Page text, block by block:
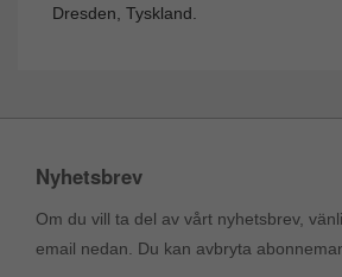
Dresden, Tyskland.
Nyhetsbrev
Om du vill ta del av vårt nyhetsbrev,
email nedan. Du kan avbryta